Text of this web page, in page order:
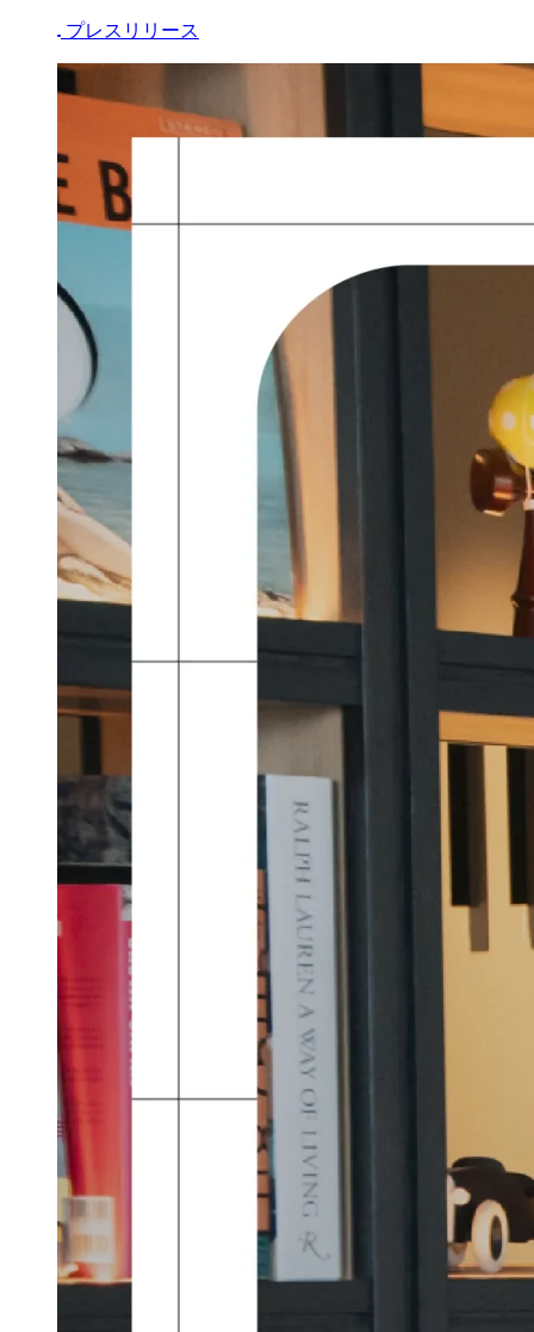
ユニオンテックとHOMMAが業務
提携 ラグジュアリー住宅へのスマ
ートホーム提案を開始
2026.07.27